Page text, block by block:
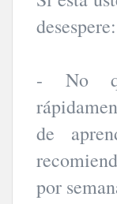
desespere:
- No
de
por